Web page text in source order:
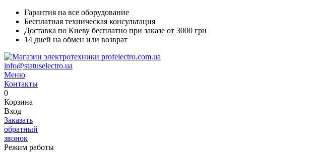
Гарантия на все оборудование
Бесплатная техническая консультация
Доставка по Киеву бесплатно при заказе от 3000 грн
14 дней на обмен или возврат
info@statuselectro.ua
Меню
Контакты
0
Корзина
Вход
Заказать
обратный
звонок
Режим работы